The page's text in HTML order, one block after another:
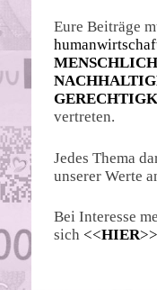
Eure Beiträge
vertreten.
Jedes Thema
unserer Werte
Bei Interesse
sich <<HIER>>